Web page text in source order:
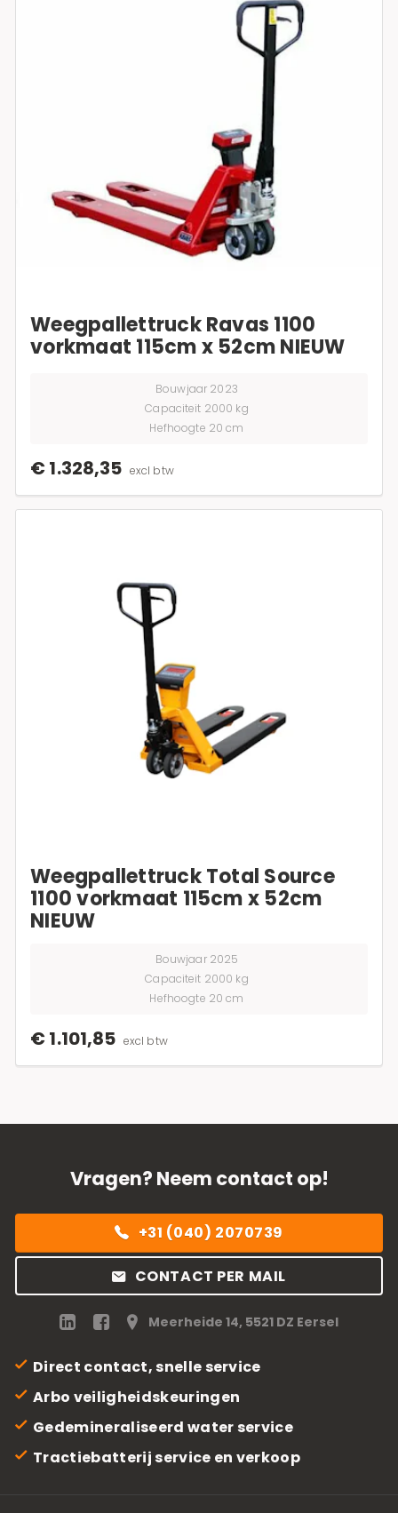
Weegpallettruck Ravas 1100
vorkmaat 115cm x 52cm NIEUW
Bouwjaar 2023
Capaciteit 2000 kg
Hefhoogte 20 cm
€ 1.328,35 excl btw
Weegpallettruck Total Source
1100 vorkmaat 115cm x 52cm
NIEUW
Bouwjaar 2025
Capaciteit 2000 kg
Hefhoogte 20 cm
€ 1.101,85 excl btw
Vragen? Neem contact op!
+31 (040) 2070739
CONTACT PER MAIL
Meerheide 14, 5521 DZ Eersel
Direct contact, snelle service
Arbo veiligheidskeuringen
Gedemineraliseerd water service
Tractiebatterij service en verkoop